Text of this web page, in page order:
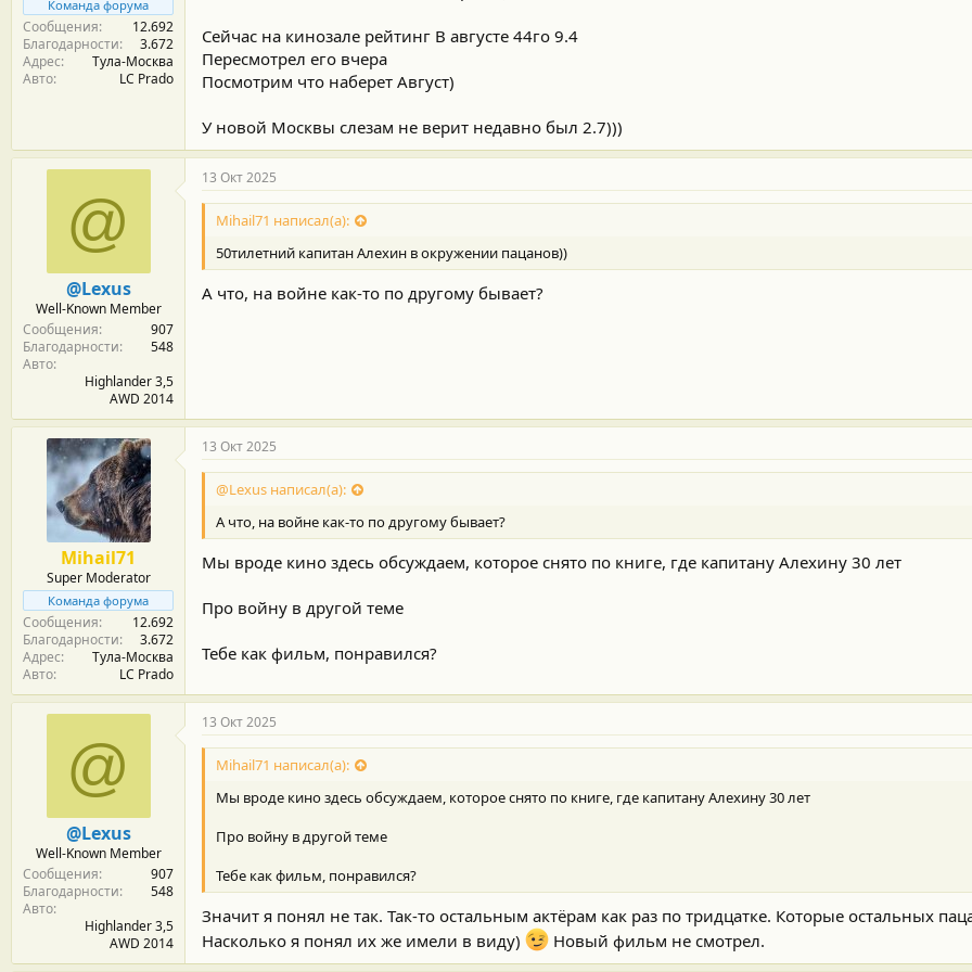
Команда форума
Сообщения
12.692
Благодарности
3.672
Адрес
Тула-Москва
Авто
LC Prado
Сейчас на кинозале рейтинг В августе 44го 9.4
Пересмотрел его вчера
Посмотрим что наберет Август)
У новой Москвы слезам не верит недавно был 2.7)))
@
@Lexus
Well-Known Member
Сообщения
907
Благодарности
548
Авто
Highlander 3,5
AWD 2014
13 Окт 2025
Mihail71 написал(а):
50тилетний капитан Алехин в окружении пацанов))
А что, на войне как-то по другому бывает?
Mihail71
Super Moderator
Команда форума
Сообщения
12.692
Благодарности
3.672
Адрес
Тула-Москва
Авто
LC Prado
13 Окт 2025
@Lexus написал(а):
А что, на войне как-то по другому бывает?
Мы вроде кино здесь обсуждаем, которое снято по книге, где капитану Алехину 30 лет
Про войну в другой теме
Тебе как фильм, понравился?
@
@Lexus
Well-Known Member
Сообщения
907
Благодарности
548
Авто
Highlander 3,5
AWD 2014
13 Окт 2025
Mihail71 написал(а):
Мы вроде кино здесь обсуждаем, которое снято по книге, где капитану Алехину 30 лет
Про войну в другой теме
Тебе как фильм, понравился?
Значит я понял не так. Так-то остальным актёрам как раз по тридцатке. Которые остальных
Насколько я понял их же имели в виду)
Новый фильм не смотрел.